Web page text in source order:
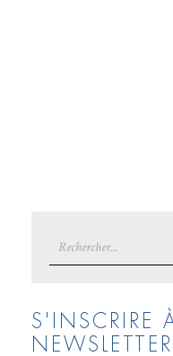
for:
S'INSCRIRE
NEWSLETTER